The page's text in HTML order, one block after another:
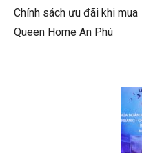
Chính sách ưu đãi khi mua
Queen Home An Phú